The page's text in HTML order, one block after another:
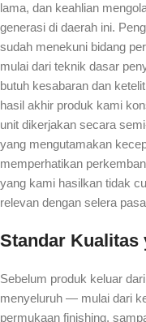
lama, dan keahlian
generasi di daerah ini.
sudah menekuni bidang
mulai dari teknik dasar
butuh kesabaran dan
hasil akhir produk kami
unit dikerjakan secara
yang mengutamakan
memperhatikan
yang kami hasilkan tidak
relevan dengan selera
Standar Kualitas
Sebelum produk keluar
menyeluruh — mulai dari
permukaan finishing,